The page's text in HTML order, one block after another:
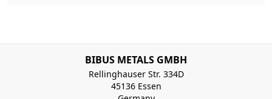
BIBUS METALS GMBH
Rellinghauser Str. 334D
45136 Essen